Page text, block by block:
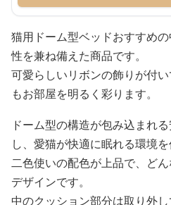
猫用ドーム型ベッドおすすめ
性を兼ね備えた商品です。
可愛らしいリボンの飾りが付
もお部屋を明るく彩ります。
ドーム型の構造が包み込まれ
し、愛猫が快適に眠れる環境を
二色使いの配色が上品で、ど
デザインです。
中のクッション部分は取り外